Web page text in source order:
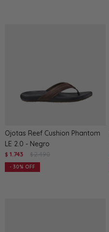
Ojotas Reef Cushion Phantom
LE 2.0 - Negro
$ 1.743 $ 2.490
30